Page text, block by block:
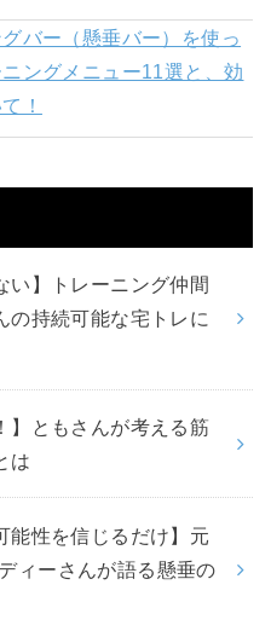
グバー（懸垂バー）を使っ
ングメニュー11選と、効
！
い】トレーニング仲間
の持続可能な宅トレに
】ともさんが考える筋
は
能性を信じるだけ】元
ィーさんが語る懸垂の